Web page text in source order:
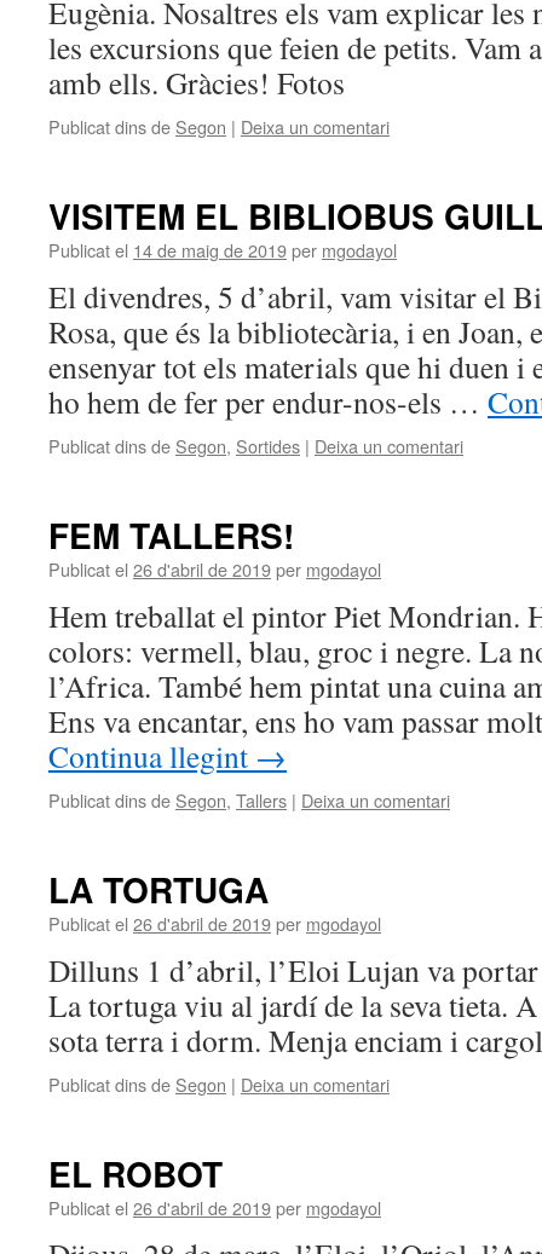
Eugènia. Nosaltres els vam explicar les
les excursions que feien de petits. Vam
amb ells. Gràcies! Fotos
Publicat dins de Segon | Deixa un comentari
VISITEM EL BIBLIOBUS
Publicat el 14 de maig de 2019per mgodayol
El divendres, 5 d’abril, vam visitar el
Rosa, que és la bibliotecària, i en Joan,
ensenyar tot els materials que hi duen i
ho hem de fer per endur-nos-els …
Publicat dins de Segon, Sortides | Deixa un comentari
FEM TALLERS!
Publicat el 26 d'abril de 2019per mgodayol
Hem treballat el pintor Piet Mondrian.
colors: vermell, blau, groc i negre. La
l’Africa. També hem pintat una cuina
Ens va encantar, ens ho vam passar
Continua llegint →
Publicat dins de Segon, Tallers | Deixa un comentari
LA TORTUGA
Publicat el 26 d'abril de 2019per mgodayol
Dilluns 1 d’abril, l’Eloi Lujan va
La tortuga viu al jardí de la seva tieta. A
sota terra i dorm. Menja enciam i
Publicat dins de Segon | Deixa un comentari
EL ROBOT
Publicat el 26 d'abril de 2019per mgodayol